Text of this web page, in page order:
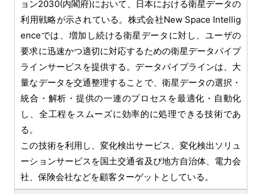
ョン2030(内閣府)において、日本における衛星データの
利用戦略が示されている。株式会社New Space Intellig
enceでは、増加し続ける衛星データに対し、ユーザの
要求に迅速かつ適切に対応するための衛星データパイプ
ラインサービスを提供する。データパイプラインは、大
量なデータを交通整理することで、衛星データの選択・
統合・解析・提供の一連のプロセスを最適化・自動化
し、全工程をスムーズに効率的に処理できる技術であ
る。
この技術を利用し、変化検出サービス、変化検出ソリュ
ーションサービスを国土交通省及び地方自治体、電力会
社、保険会社などを顧客ターゲットとしている。